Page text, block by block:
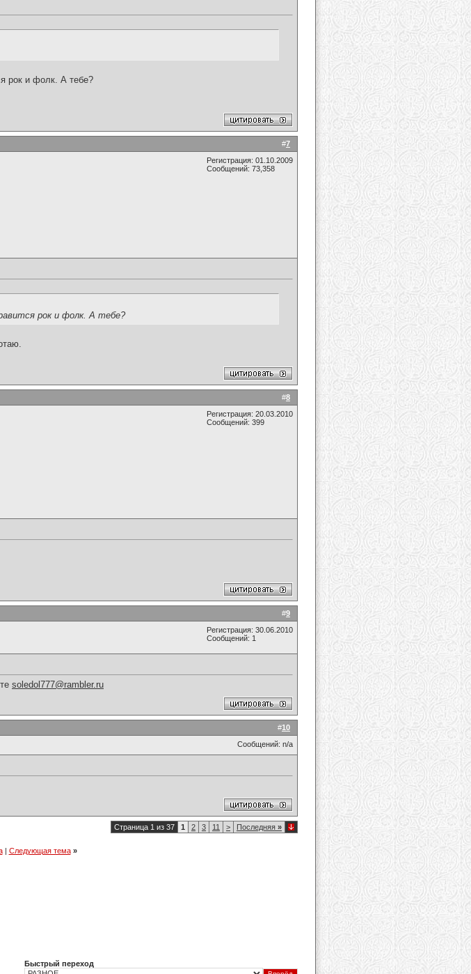
рок и фолк. А тебе?
#7
Регистрация: 01.10.2009
Сообщений: 73,358
рок и фолк. А тебе?
#8
Регистрация: 20.03.2010
Сообщений: 399
#9
Регистрация: 30.06.2010
Сообщений: 1
soledol777@rambler.ru
#10
Сообщений: n/a
Страница 1 из 37 1 2 3 11 > Последняя »
| Следующая тема »
Быстрый переход